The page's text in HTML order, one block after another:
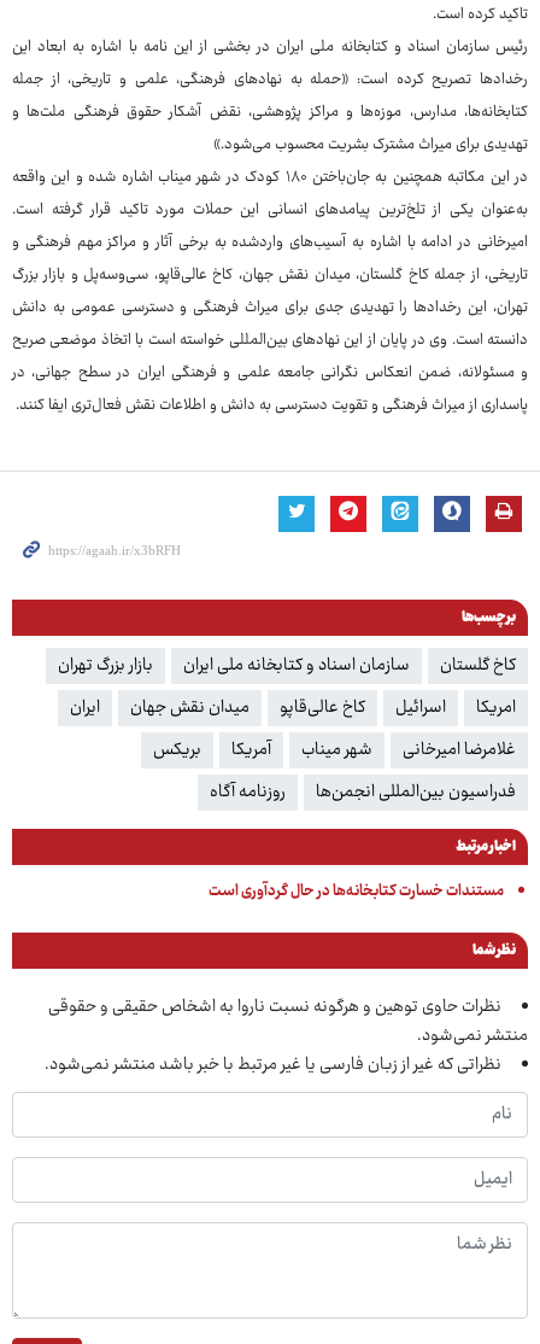
تاکید کرده است.
رئیس سازمان اسناد و کتابخانه ملی ایران در بخشی از این نامه با اشاره به ابعاد این
رخدادها تصریح کرده است: «حمله به نهادهای فرهنگی، علمی و تاریخی، از جمله
کتابخانه‌ها، مدارس، موزه‌ها و مراکز پژوهشی، نقض آشکار حقوق فرهنگی ملت‌ها و
تهدیدی برای میراث مشترک بشریت محسوب می‌شود.»
در این مکاتبه همچنین به جان‌باختن ۱۸۰ کودک در شهر میناب اشاره شده و این واقعه
به‌عنوان یکی از تلخ‌ترین پیامدهای انسانی این حملات مورد تاکید قرار گرفته است.
امیرخانی در ادامه با اشاره به آسیب‌های واردشده به برخی آثار و مراکز مهم فرهنگی و
تاریخی، از جمله کاخ گلستان، میدان نقش جهان، کاخ عالی‌قاپو، سی‌وسه‌پل و بازار بزرگ
تهران، این رخدادها را تهدیدی جدی برای میراث فرهنگی و دسترسی عمومی به دانش
دانسته است. وی در پایان از این نهادهای بین‌المللی خواسته است با اتخاذ موضعی صریح
و مسئولانه، ضمن انعکاس نگرانی جامعه علمی و فرهنگی ایران در سطح جهانی، در
پاسداری از میراث فرهنگی و تقویت دسترسی به دانش و اطلاعات نقش فعال‌تری ایفا کنند.
برچسب‌ها
کاخ گلستان سازمان اسناد و کتابخانه ملی ایران
بازار بزرگ تهران
امریکا
اسرائیل کاخ عالی‌قاپو میدان نقش جهان
ایران
غلامرضا امیرخانی
شهر میناب آمریکا
بریکس
فدراسیون بین‌المللی انجمن‌ها
روزنامه آگاه
اخبار مرتبط
مستندات خسارت کتابخانه‌ها در حال گردآوری است
نظر شما
نظرات حاوی توهین و هرگونه نسبت ناروا به اشخاص حقیقی و حقوقی
منتشر نمی‌شود.
نظراتی که غیر از زبان فارسی یا غیر مرتبط با خبر باشد منتشر نمی‌شود.